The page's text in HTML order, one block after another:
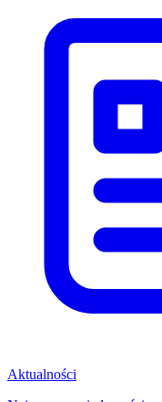
Aktualności